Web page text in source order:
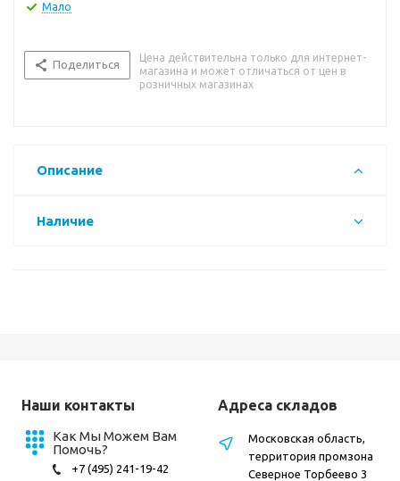
Мало
Поделиться
Цена действительна только для интернет-
магазина и может отличаться от цен в
розничных магазинах
Описание
Наличие
Наши контакты
Как Мы Можем Вам
Помочь?
+7 (495) 241-19-42
Адреса складов
Московская область,
территория промзона
Северное Торбеево 3